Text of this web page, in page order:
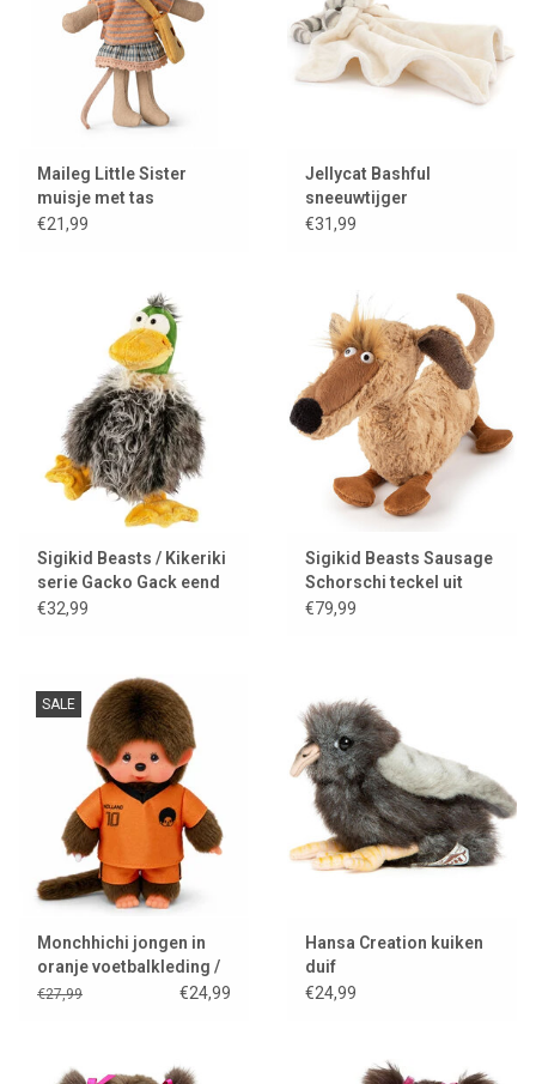
Maileg Little Sister
muisje met tas
€21,99
Jellycat Bashful
sneeuwtijger
knuffeldoekje
€31,99
Sigikid Beasts / Kikeriki
serie Gacko Gack eend
€32,99
Sigikid Beasts Sausage
Schorschi teckel uit
Beasts Town
€79,99
SALE
Monchhichi jongen in
oranje voetbalkleding /
wk 2026
€27,99 €24,99
Hansa Creation kuiken
duif
€24,99